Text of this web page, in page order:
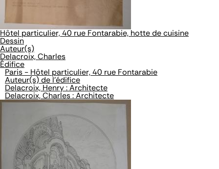
Hôtel particulier, 40 rue Fontarabie, hotte de cuisine
Dessin
Auteur(s)
Delacroix, Charles
Édifice
Paris - Hôtel particulier, 40 rue Fontarabie
Auteur(s) de l'édifice
Delacroix, Henry : Architecte
Delacroix, Charles : Architecte